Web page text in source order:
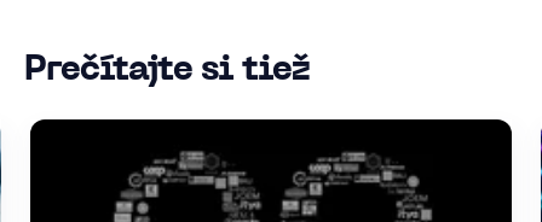
Prečítajte si tiež